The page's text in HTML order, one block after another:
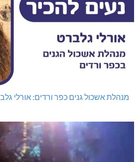
מנהלת אשכול גנים כפר ורדים: אורלי גלברט